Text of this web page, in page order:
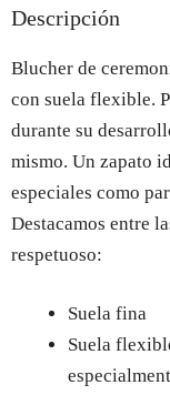
Descripción
Blucher de
con suela flexible.
durante su
mismo. Un zapato
especiales como
Destacamos entre
respetuoso:
Suela fina
Suela